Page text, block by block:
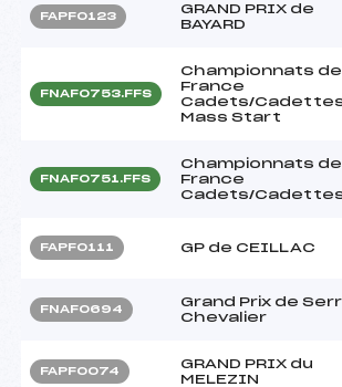
FAPF0123
GRAND PRIX de
BAYARD
FNAF0753.FFS
Championnats de
France
Cadets/
Mass Start
FNAF0751.FFS
Championnats de
France
Cadets/
FAPF0111 GP de CEILLAC
FNAF0694
Grand Prix de
Chevalier
FAPF0074
GRAND PRIX du
MELEZIN